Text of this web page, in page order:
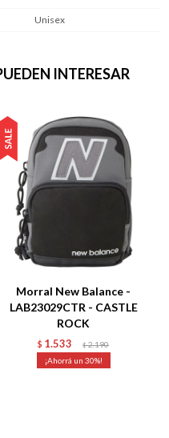
Unisex
INTERESAR
Morral New Balance -
LAB23029CTR - CASTLE
ROCK
$ 1.533 $ 2.190
30